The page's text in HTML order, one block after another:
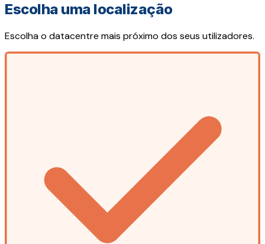
Escolha uma localização
Escolha o datacentre mais próximo dos seus utilizadores.